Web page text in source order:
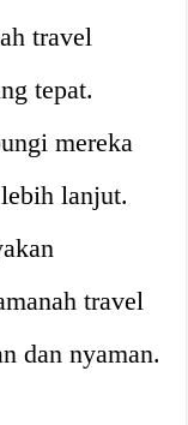
travel
tepat.
mereka
lanjut.
travel
dan nyaman.